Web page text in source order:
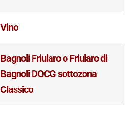
Vino
Bagnoli Friularo o Friularo di
Bagnoli DOCG sottozona
Classico